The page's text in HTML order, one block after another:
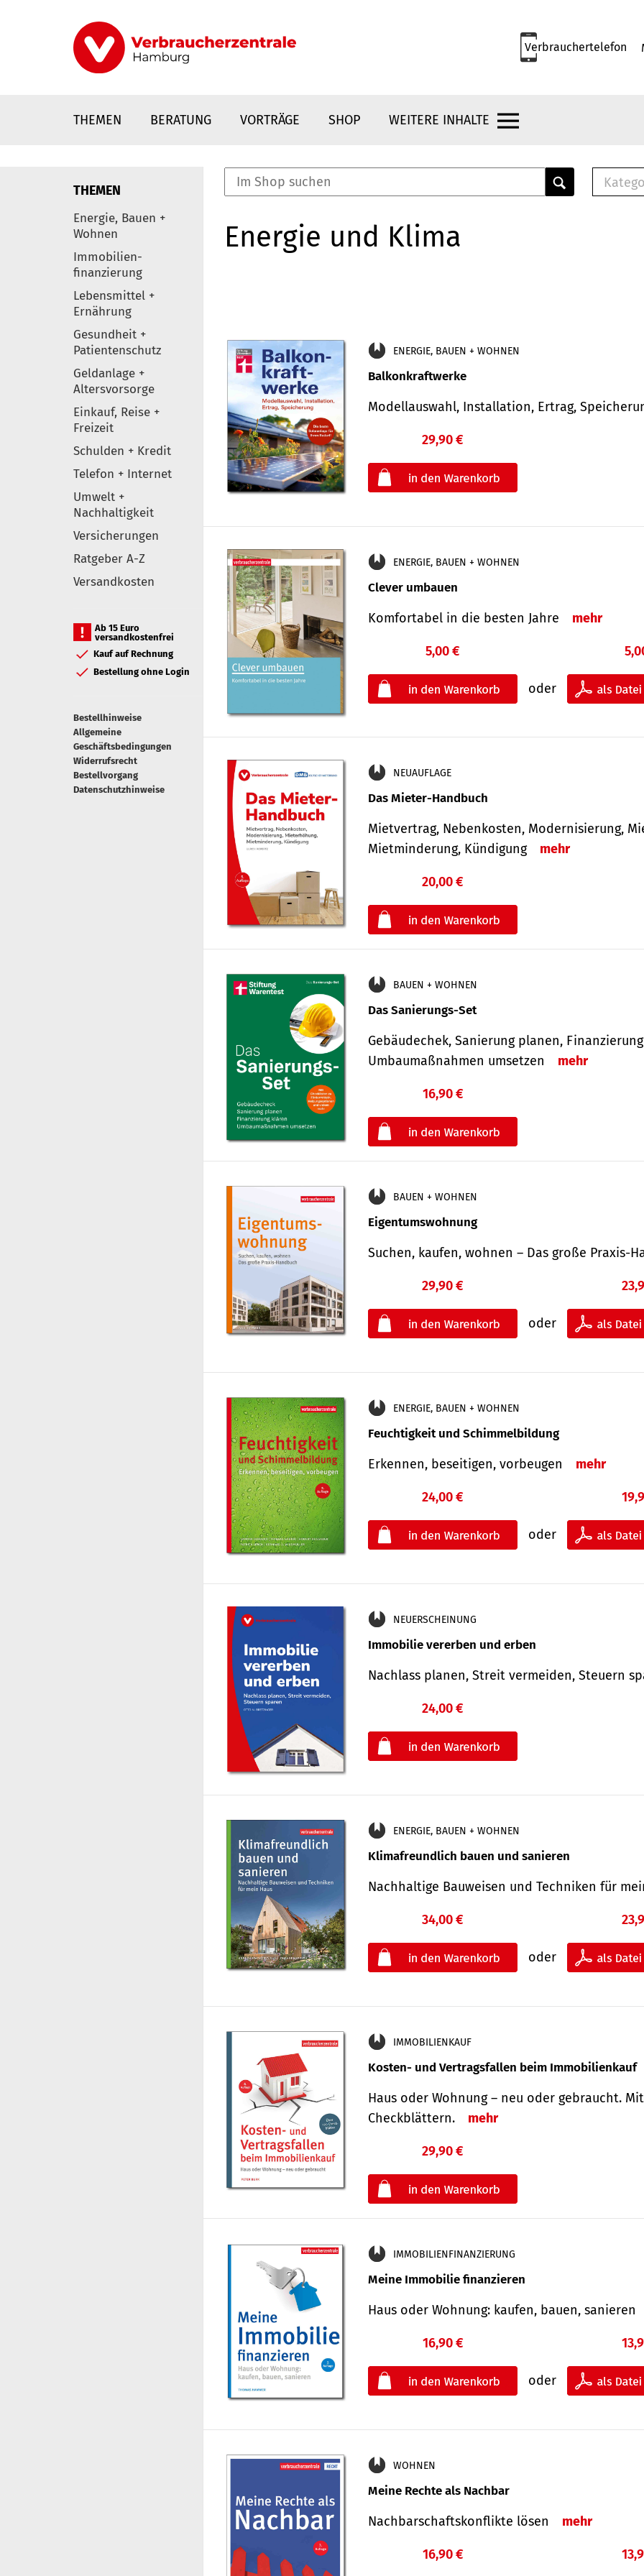
Verbrauchertelefon
THEMEN BERATUNG VORTRÄGE SHOP WEITERE INHALTE
Elemente
THEMEN
Energie, Bauen +
Wohnen
Immobilien-
finanzierung
Lebensmittel +
Ernährung
Gesundheit +
Patientenschutz
Geldanlage +
Altersvorsorge
Einkauf, Reise +
Freizeit
Schulden + Kredit
Telefon + Internet
Umwelt +
Nachhaltigkeit
Versicherungen
Ratgeber A-Z
Versandkosten
Ab 15 Euro
versandkostenfrei
Kauf auf Rechnung
Bestellung ohne Login
Bestellhinweise
Allgemeine
Geschäftsbedingungen
Widerrufsrecht
Bestellvorgang
Datenschutzhinweise
Energie und Klima
ENERGIE, BAUEN + WOHNEN
Balkonkraftwerke
Modellauswahl, Installation, Ertrag,
29,90 €
ENERGIE, BAUEN + WOHNEN
Clever umbauen
Komfortabel in die besten Jahre mehr
5,00 €
oder
NEUAUFLAGE
Das Mieter-Handbuch
Mietvertrag, Nebenkosten, Modernisierung,
Mietminderung, Kündigung
mehr
20,00 €
BAUEN + WOHNEN
Das Sanierungs-Set
Gebäudechek, Sanierung planen,
Umbaumaßnahmen umsetzen
mehr
16,90 €
BAUEN + WOHNEN
Eigentumswohnung
Suchen, kaufen, wohnen – Das große Praxis-
29,90 €
oder
ENERGIE, BAUEN + WOHNEN
Feuchtigkeit und Schimmelbildung
Erkennen, beseitigen, vorbeugen mehr
24,00 €
oder
NEUERSCHEINUNG
Immobilie vererben und erben
Nachlass planen, Streit vermeiden, Steuern
24,00 €
ENERGIE, BAUEN + WOHNEN
Klimafreundlich bauen und sanieren
Nachhaltige Bauweisen und Techniken für
34,00 €
oder
IMMOBILIENKAUF
Kosten- und Vertragsfallen beim Immobilienkauf
Haus oder Wohnung – neu oder gebraucht.
Check­blättern.
mehr
29,90 €
IMMOBILIENFINANZIERUNG
Meine Immobilie finanzieren
Haus oder Wohnung: kaufen, bauen, sanieren
16,90 €
oder
WOHNEN
Meine Rechte als Nachbar
Nach­bar­schafts­konflikte lösen mehr
16,90 €